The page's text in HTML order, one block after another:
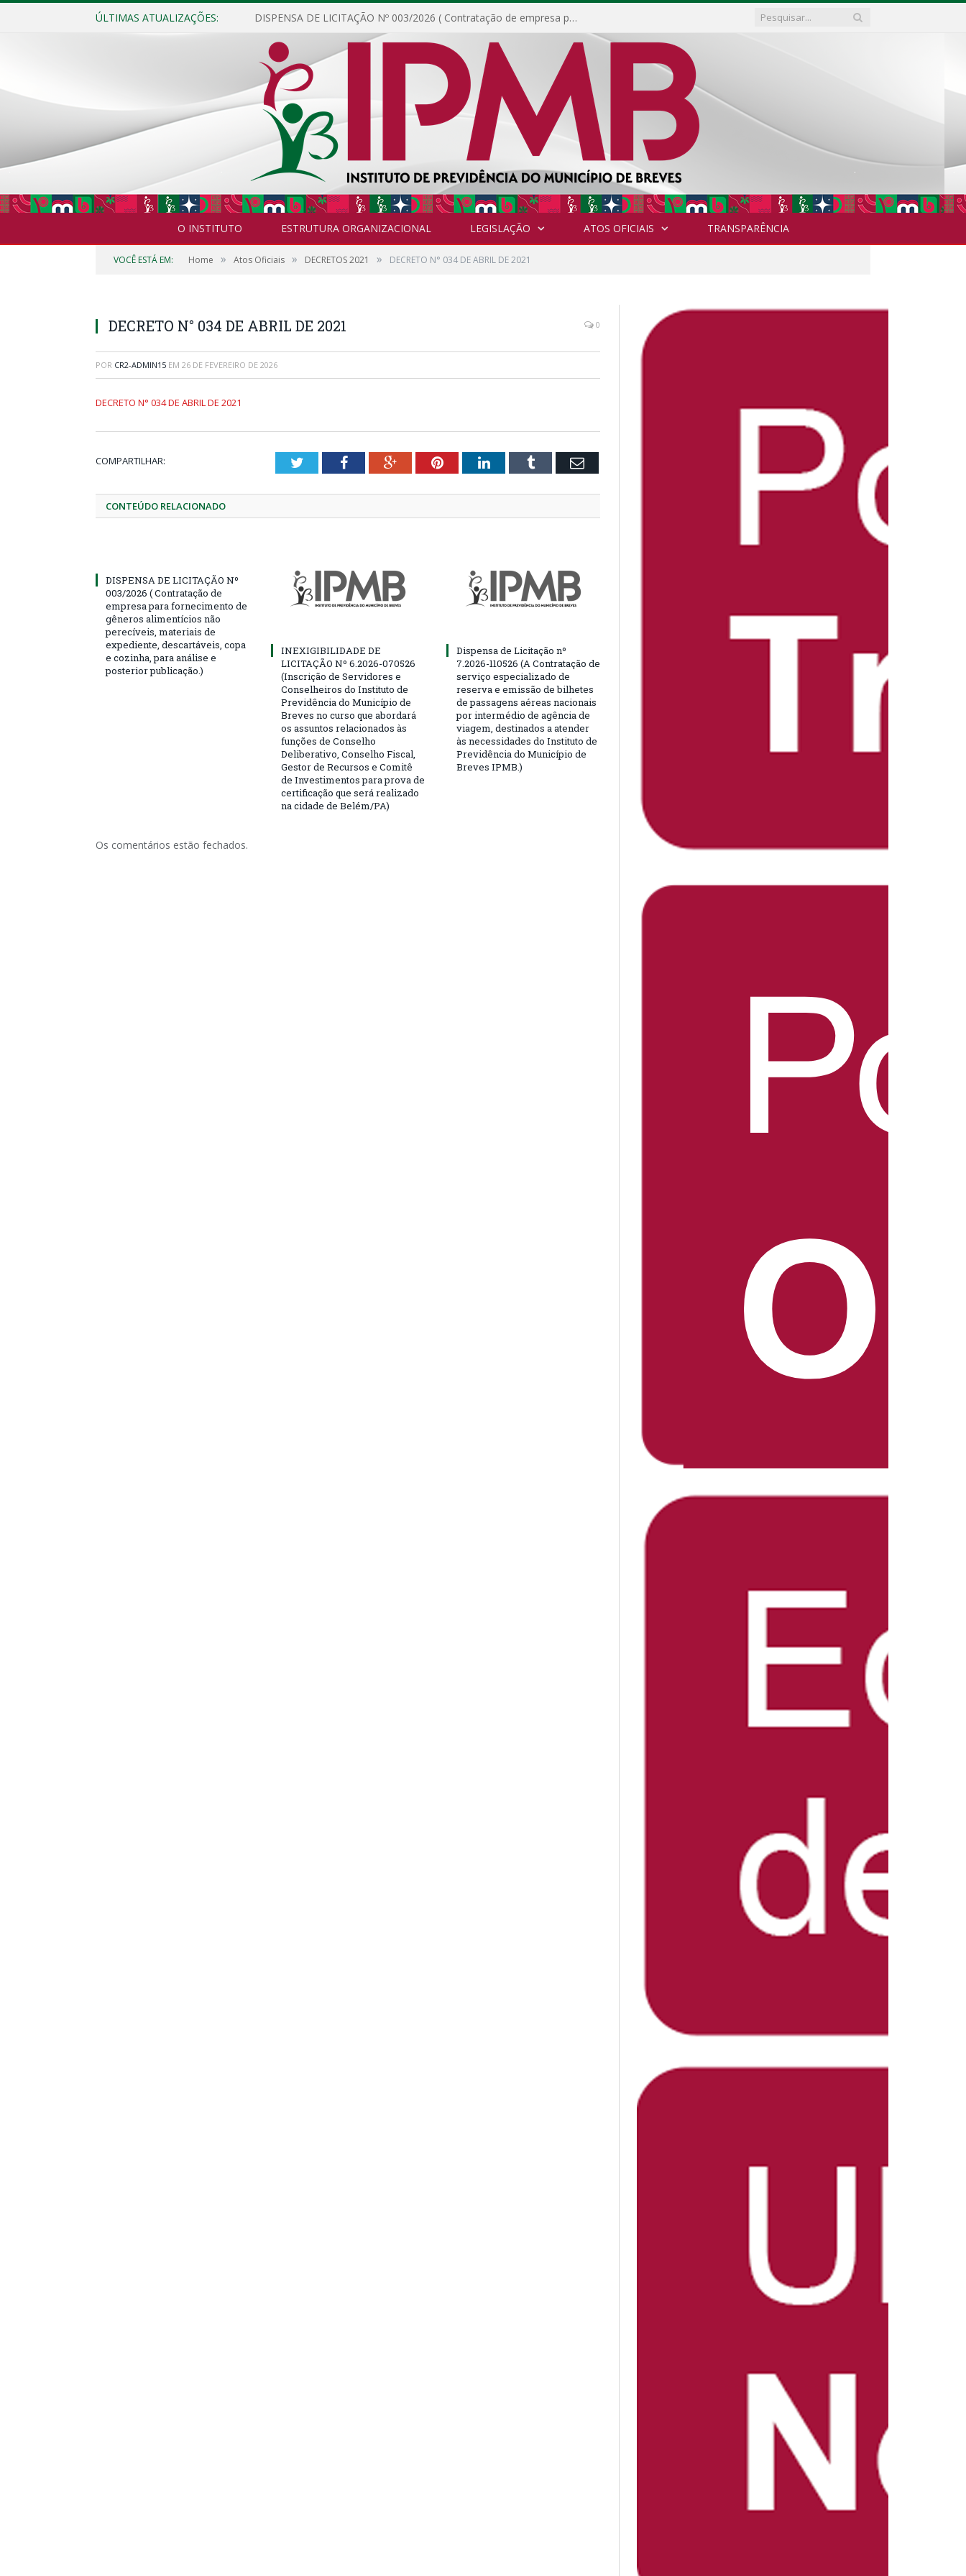
ÚLTIMAS ATUALIZAÇÕES: DISPENSA DE LICITAÇÃO Nº 003/2026 ( Contratação de empresa para fornecimento de gêneros alimentícios não perecíveis, materiais de expediente, descartáveis, copa e cozinha, para análise e posterior publicação.)
O INSTITUTO ESTRUTURA ORGANIZACIONAL LEGISLAÇÃO ATOS OFICIAIS TRANSPARÊNCIA
VOCÊ ESTÁ EM: Home » Atos Oficiais » DECRETOS 2021 » DECRETO N° 034 DE ABRIL DE 2021
DECRETO N° 034 DE ABRIL DE 2021 0
POR CR2-ADMIN15 EM 26 DE FEVEREIRO DE 2026
DECRETO N° 034 DE ABRIL DE 2021
COMPARTILHAR: TwitterFacebookGoogle+PinterestLinkedInTumblr Email
CONTEÚDO RELACIONADO
DISPENSA DE LICITAÇÃO Nº
003/2026 ( Contratação de
empresa para fornecimento de
gêneros alimentícios não
perecíveis, materiais de
expediente, descartáveis, copa
e cozinha, para análise e
posterior publicação.)
INEXIGIBILIDADE DE
LICITAÇÃO Nº 6.2026-070526
(Inscrição de Servidores e
Conselheiros do Instituto de
Previdência do Município de
Breves no curso que abordará
os assuntos relacionados às
funções de Conselho
Deliberativo, Conselho Fiscal,
Gestor de Recursos e Comitê
de Investimentos para prova de
certificação que será realizado
na cidade de Belém/PA)
Dispensa de Licitação nº
7.2026-110526 (A Contratação de
serviço especializado de
reserva e emissão de bilhetes
de passagens aéreas nacionais
por intermédio de agência de
viagem, destinados a atender
às necessidades do Instituto de
Previdência do Município de
Breves IPMB.)
Os comentários estão fechados.